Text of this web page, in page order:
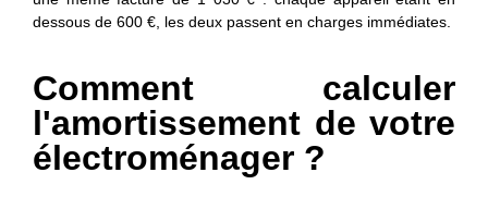
dessous de 600 €, les deux passent en charges immédiates.
Comment calculer
l'amortissement de votre
électroménager ?